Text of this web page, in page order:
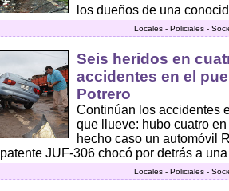
los dueños de una
Locales - Policiales -
Seis heridos en
accidentes en el
Potrero
Continúan los accidentes
que llueve: hubo cuatro
hecho caso un automóvil
JUF-306 chocó por detrás a
Locales - Policiales -